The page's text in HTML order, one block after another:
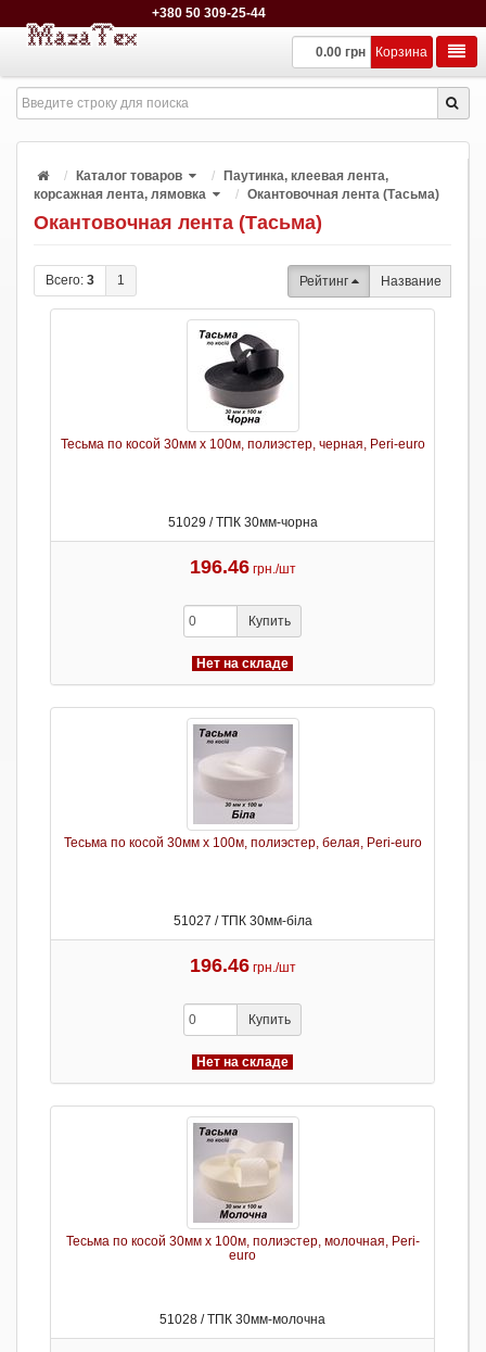
+380 50 309-25-44
0.00 грн Корзина
Каталог товаров
Паутинка, клеевая лента,
корсажная лента, лямовка
Окантовочная лента (Тасьма)
Окантовочная лента (Тасьма)
Всего: 3 1 Рейтинг Название
Тесьма по косой 30мм х 100м, полиэстер, черная, Peri-euro
51029 / ТПК 30мм-чорна
196.46 грн./шт
Купить
Нет на складе
Тесьма по косой 30мм х 100м, полиэстер, белая, Peri-euro
51027 / ТПК 30мм-біла
196.46 грн./шт
Купить
Нет на складе
Тесьма по косой 30мм х 100м, полиэстер, молочная, Peri-
euro
51028 / ТПК 30мм-молочна